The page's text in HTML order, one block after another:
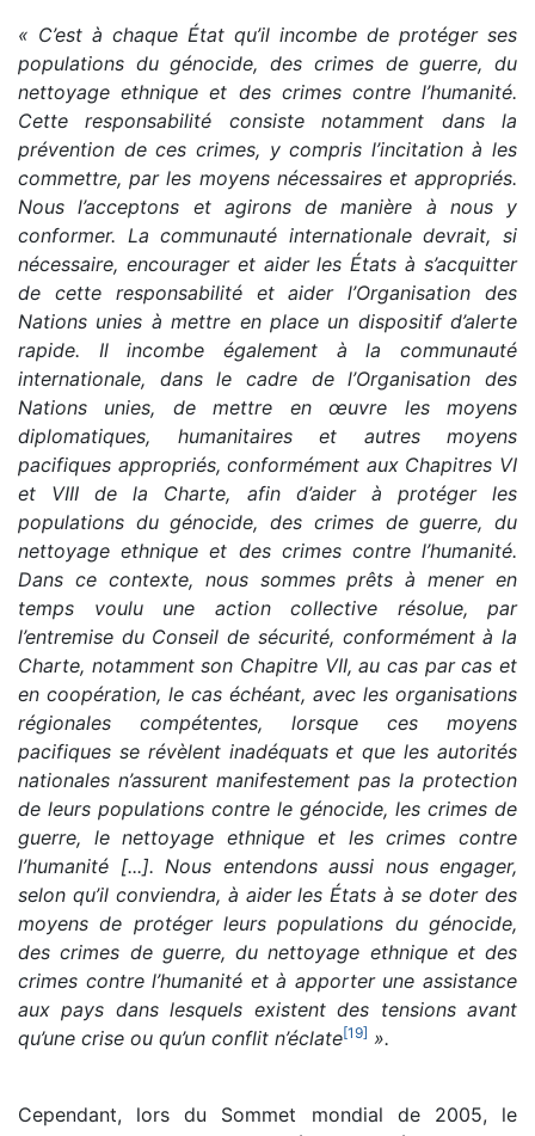
« C’est à chaque État qu’il incombe de protéger ses
populations du génocide, des crimes de guerre, du
nettoyage ethnique et des crimes contre l’humanité.
Cette responsabilité consiste notamment dans la
prévention de ces crimes, y compris l’incitation à les
commettre, par les moyens nécessaires et appropriés.
Nous l’acceptons et agirons de manière à nous y
conformer. La communauté internationale devrait, si
nécessaire, encourager et aider les États à s’acquitter
de cette responsabilité et aider l’Organisation des
Nations unies à mettre en place un dispositif d’alerte
rapide. Il incombe également à la communauté
internationale, dans le cadre de l’Organisation des
Nations unies, de mettre en œuvre les moyens
diplomatiques, humanitaires et autres moyens
pacifiques appropriés, conformément aux Chapitres VI
et VIII de la Charte, afin d’aider à protéger les
populations du génocide, des crimes de guerre, du
nettoyage ethnique et des crimes contre l’humanité.
Dans ce contexte, nous sommes prêts à mener en
temps voulu une action collective résolue, par
l’entremise du Conseil de sécurité, conformément à la
Charte, notamment son Chapitre VII, au cas par cas et
en coopération, le cas échéant, avec les organisations
régionales compétentes, lorsque ces moyens
pacifiques se révèlent inadéquats et que les autorités
nationales n’assurent manifestement pas la protection
de leurs populations contre le génocide, les crimes de
guerre, le nettoyage ethnique et les crimes contre
l’humanité [...]. Nous entendons aussi nous engager,
selon qu’il conviendra, à aider les États à se doter des
moyens de protéger leurs populations du génocide,
des crimes de guerre, du nettoyage ethnique et des
crimes contre l’humanité et à apporter une assistance
aux pays dans lesquels existent des tensions avant
qu’une crise ou qu’un conflit n’éclate[19] ».
Cependant, lors du Sommet mondial de 2005, le